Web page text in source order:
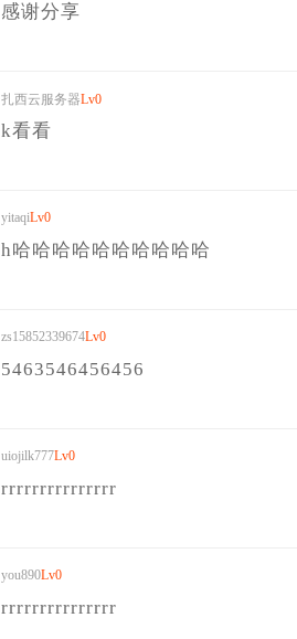
感谢分享
扎西云服务器Lv0
k看看
yitaqiLv0
h哈哈哈哈哈哈哈哈哈哈
zs15852339674Lv0
5463546456456
uiojilk777Lv0
rrrrrrrrrrrrrrr
you890Lv0
rrrrrrrrrrrrrrr